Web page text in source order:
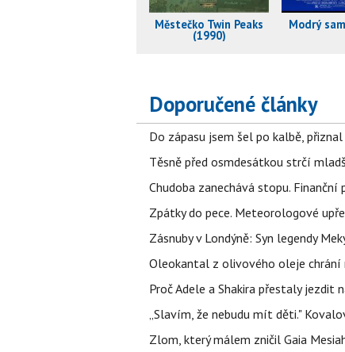
Městečko Twin Peaks
(1990)
Modrý
Doporučené články
Do zápasu jsem šel po kalbě,
Těsně před osmdesátkou strčí
Chudoba zanechává stopu.
Zpátky do pece. Meteorologové
Zásnuby v Londýně: Syn legendy
Oleokantal z olivového oleje
Proč Adele a Shakira přestaly
„Slavím, že nebudu mít děti."
Zlom, který málem zničil Gaia